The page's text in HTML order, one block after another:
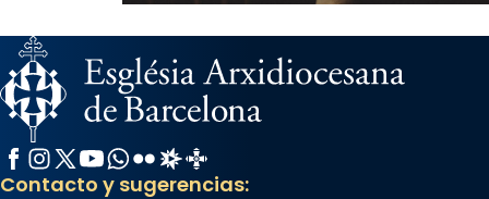
Facebook
Instagram
X / Twitter
YouTube
WhatsApp
FlickrRadio Estel
Catalunya Cristiana
Contacto y sugerencias: